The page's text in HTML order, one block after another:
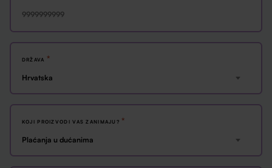
DRŽAVA *
Hrvatska
KOJI PROIZVODI VAS ZANIMAJU? *
Plaćanja u dućanima